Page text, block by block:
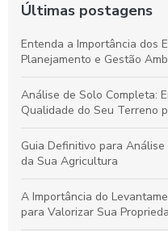
Últimas postagens
Entenda a Importância dos
Planejamento e Gestão
Análise de Solo Completa:
Qualidade do Seu Terreno
Guia Definitivo para
da Sua Agricultura
A Importância do
para Valorizar Sua